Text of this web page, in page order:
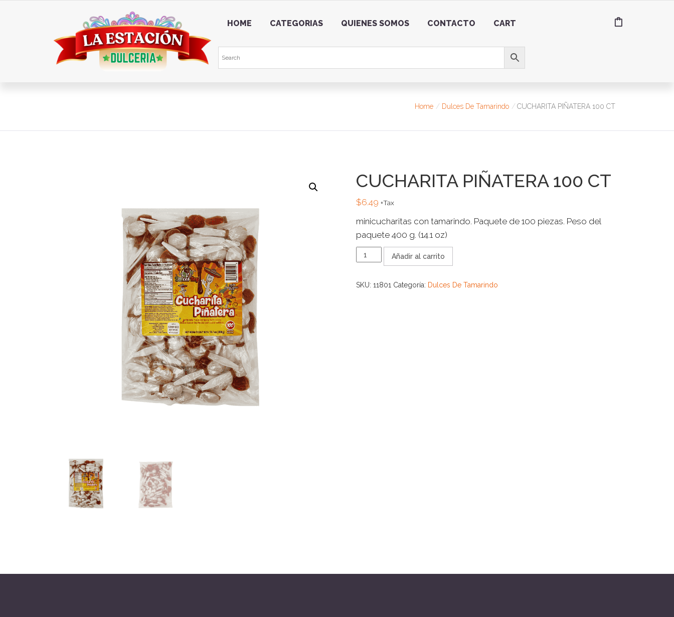
HOME CATEGORIAS QUIENES SOMOS CONTACTO CART
Home Dulces De Tamarindo CUCHARITA PIÑATERA 100 CT
CUCHARITA PIÑATERA 100 CT
$6.49 +Tax
minicucharitas con tamarindo. Paquete de 100 piezas. Peso del
paquete 400 g. (14.1 oz)
CUCHARITA
PIÑATERA
CT
Añadir al carrito
SKU:11801 Categoría: Dulces De Tamarindo